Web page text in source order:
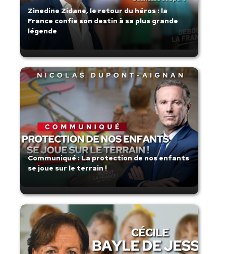
Zinedine Zidane, le retour du héros : la
France confie son destin à sa plus grande
légende
Communiqué : La protection de nos enfants
se joue sur le terrain !